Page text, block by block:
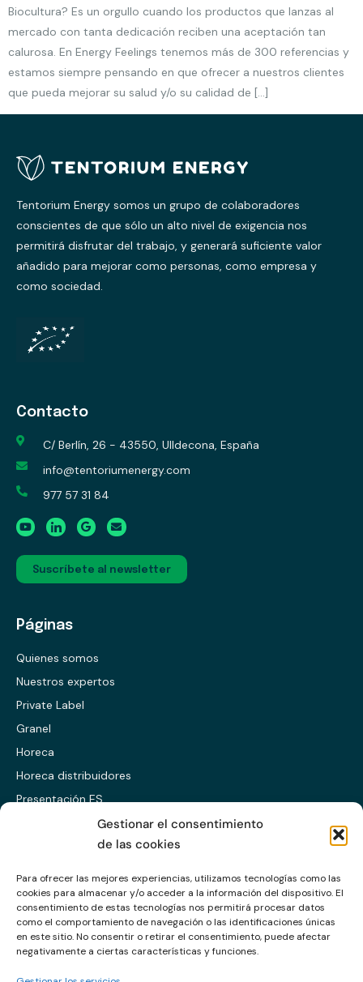
Gestionar el consentimiento
de las cookies
Para ofrecer las mejores experiencias, utilizamos tecnologías como las
cookies para almacenar y/o acceder a la información del dispositivo. El
consentimiento de estas tecnologías nos permitirá procesar datos
como el comportamiento de navegación o las identificaciones únicas
en este sitio. No consentir o retirar el consentimiento, puede afectar
negativamente a ciertas características y funciones.
Biocultura? Es un orgullo cuando los productos que lanzas al
mercado con tanta dedicación reciben una aceptación tan
calurosa. En Energy Feelings tenemos más de 300 referencias y
estamos siempre pensando en que ofrecer a nuestros clientes
que pueda mejorar su salud y/o su calidad de […]
Tentorium Energy somos un grupo de colaboradores
conscientes de que sólo un alto nivel de exigencia nos
permitirá disfrutar del trabajo, y generará suficiente valor
añadido para mejorar como personas, como empresa y
como sociedad.
Contacto
C/ Berlín, 26 - 43550, Ulldecona, España
info@tentoriumenergy.com
977 57 31 84
Suscríbete al newsletter
Páginas
Quienes somos
Nuestros expertos
Private Label
Granel
Horeca
Horeca distribuidores
Presentación ES
Presentación EN
Presentación CABS
Enlaces
Política de calidad
Política de privacidad